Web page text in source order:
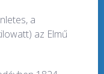
a
az Elmű